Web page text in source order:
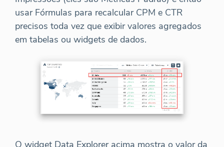
usar Fórmulas para recalcular CPM e CTR
precisos toda vez que exibir valores agregados
em tabelas ou widgets de dados.